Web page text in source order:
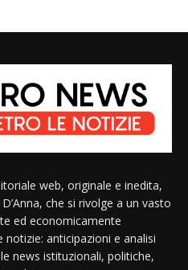
web, originale e inedita,
che si rivolge a un vasto
ed economicamente
anticipazioni e analisi
news istituzionali, politiche,